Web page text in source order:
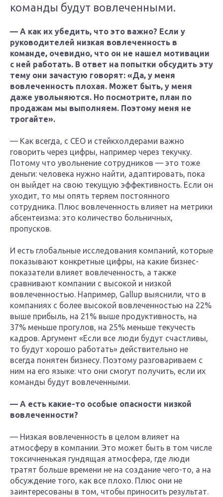
команды будут вовлеченными.
— А как их убедить, что это важно? Если у
руководителей низкая вовлеченность в
команде, очевидно, что он не нашел мотивации
с ней работать. В ответ на попытки обсудить эту
тему они зачастую говорят: «Да, у меня
вовлеченность плохая. Может быть, у меня
даже увольняются. Но посмотрите, план по
продажам мы выполняем. Поэтому меня не
трогайте».
— Как всегда, с CEO и стейкхолдерами важно
говорить через цифры, например через текучку.
Потому что увольнение сотрудников — это тоже
деньги: человека нужно найти, адаптировать, пока
он выйдет на свою текущую эффективность. Если он
уходит, то мы опять теряем постоянного
сотрудника. Плюс вовлеченность влияет на метрики
абсентеизма: это количество больничных,
пропусков.
И есть глобальные исследования компаний, которые
показывают конкретные цифры, на какие бизнес-
показатели влияет вовлеченность, а также
сравнивают компании с высокой и низкой
вовлеченностью. Например, Gallup выяснили, что в
компаниях с более высокой вовлеченностью на 22%
выше прибыль, на 21% выше продуктивность, на
37% меньше прогулов, на 25% меньше текучесть
кадров. Аргумент «Если все люди будут счастливы,
то будут хорошо работать» действительно не
всегда понятен бизнесу. Поэтому разговариваем с
ним на его языке: что они смогут получить, если их
команды будут вовлеченными.
— А есть какие-то особые опасности низкой
вовлеченности?
— Низкая вовлеченность в целом влияет на
атмосферу в компании. Это может быть в том числе
токсичненькая гундящая атмосфера, где люди
тратят больше времени не на создание чего-то, а на
обсуждение того, как все плохо. Плюс они не
заинтересованы в том, чтобы приносить результат.